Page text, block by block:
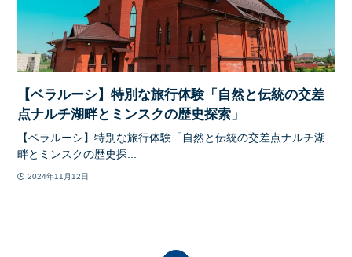
【ベラルーシ】特別な旅行体験「自然と伝統の交差
点ナルチ湖畔とミンスクの歴史探索」
【ベラルーシ】特別な旅行体験「自然と伝統の交差点ナルチ湖
畔とミンスクの歴史探...
2024年11月12日